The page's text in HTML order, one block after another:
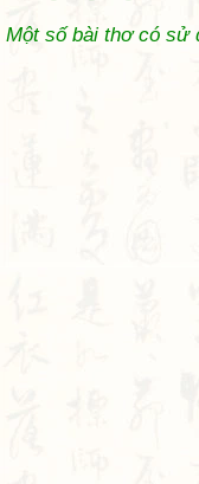
Một số bài thơ có sử